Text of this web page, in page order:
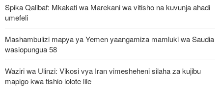
Spika Qalibaf: Mkakati wa Marekani wa vitisho na kuvunja ahadi
umefeli
Mashambulizi mapya ya Yemen yaangamiza mamluki wa Saudia
wasiopungua 58
Waziri wa Ulinzi: Vikosi vya Iran vimesheheni silaha za kujibu
mapigo kwa tishio lolote lile